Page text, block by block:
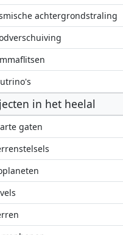
achtergrondstraling
in het heelal
gaten